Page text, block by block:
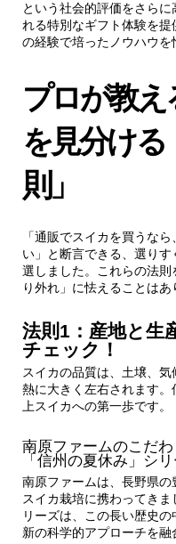
という社会的評価をさら
れる特別なギフト体験を
の経験で培ったノウハウを
プロが教え
を見分ける
則」
「通販でスイカを買うな
い」と断言できる、選り
選しました。これらの法
り外れ」に怯えることはあ
法則1：産地と生
チェック！
スイカの品質は、土壌、
熱に大きく左右されます
上スイカへの第一歩です。
南原ファームのこだ
「信州の夏休み」シ
南原ファームは、長野県
スイカ栽培に携わってき
リーズは、この長い歴史
新の科学的アプローチを